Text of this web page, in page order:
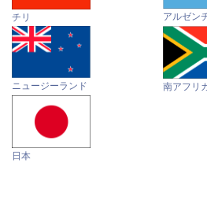
チリ アルゼン
ニュージーランド 南アフリ
日本